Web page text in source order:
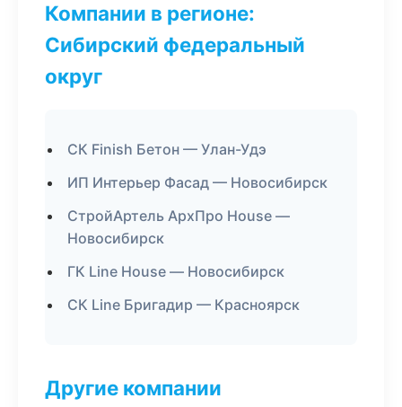
Компании в регионе:
Сибирский федеральный
округ
СК Finish Бетон — Улан-Удэ
ИП Интерьер Фасад — Новосибирск
СтройАртель АрхПро House —
Новосибирск
ГК Line House — Новосибирск
СК Line Бригадир — Красноярск
Другие компании